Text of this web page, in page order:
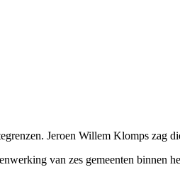
Jeroen Willem Klomps zag
van zes gemeenten binnen